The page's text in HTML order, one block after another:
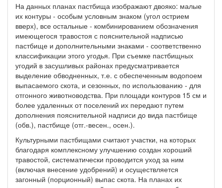
На данных планах пастбища изображают двояко: малые
их контуры - особым условным знаком (угол острием
вверх), все остальные - комбинированием обозначения
имеющегося травостоя с пояснительной надписью
пастбище и дополнительными знаками - соответственно
классификации этого угодья. При съемке пастбищных
угодий в засушливых районах предусматривается
выделение обводненных, т.е. с обеспеченным водопоем
выпасаемого скота, и сезонных, по использованию - для
отгонного животноводства. При площади контуров 15 см и
более удаленных от поселений их передают путем
дополнения пояснительной надписи до вида пастбище
(обв.), пастбище (отг.-весен., осен.).
Культурными пастбищами считают участки, на которых
благодаря комплексному улучшению создан хороший
травостой, систематически проводится уход за ним
(включая внесение удобрений) и осуществляется
загонный (порционный) выпас скота. На планах их